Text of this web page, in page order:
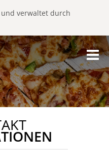
verwaltet durch